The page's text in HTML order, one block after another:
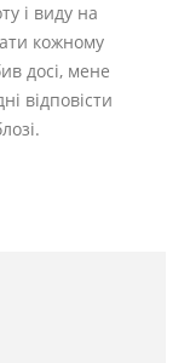
і виду на
кожному
досі, мене
відповісти